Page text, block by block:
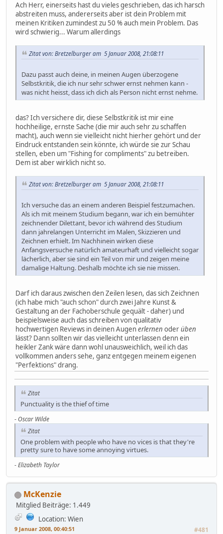
Ach Herr, einerseits hast du vieles geschrieben, das ich harsch
abstreiten muss, andererseits aber ist dein Problem mit
meinen Kritiken zumindest zu 50 % auch mein Problem. Das
wird schwierig... Warum allerdings
Zitat von: Bretzelburger am 5 Januar 2008, 21:08:11
Dazu passt auch deine, in meinen Augen überzogene
Selbstkritik, die ich nur sehr schwer ernst nehmen kann -
was nicht heisst, dass ich dich als Person nicht ernst nehme.
das? Ich versichere dir, diese Selbstkritik ist mir eine
hochheilige, ernste Sache (die mir auch sehr zu schaffen
macht), auch wenn sie vielleicht nicht hierher gehört und der
Eindruck entstanden sein könnte, ich würde sie zur Schau
stellen, eben um "Fishing for compliments" zu betreiben.
Dem ist aber wirklich nicht so.
Zitat von: Bretzelburger am 5 Januar 2008, 21:08:11
Ich versuche das an einem anderen Beispiel festzumachen.
Als ich mit meinem Studium begann, war ich ein bemühter
zeichnender Dilettant, bevor ich während des Studium
dann jahrelangen Unterricht im Malen, Skizzieren und
Zeichnen erhielt. Im Nachhinein wirken diese
Anfangsversuche natürlich amateurhaft und vielleicht sogar
lächerlich, aber sie sind ein Teil von mir und zeigen meine
damalige Haltung. Deshalb möchte ich sie nie missen.
Darf ich daraus zwischen den Zeilen lesen, das sich Zeichnen
(ich habe mich "auch schon" durch zwei Jahre Kunst &
Gestaltung an der Fachoberschule gequält - daher) und
beispielsweise auch das schreiben von qualitativ
hochwertigen Reviews in deinen Augenerlernen oderüben
lässt? Dann sollten wir das vielleicht unterlassen denn ein
heikler Zank wäre dann wohl unausweichlich, weil ich das
vollkommen anders sehe, ganz entgegen meinem eigenen
"Perfektions" drang.
Zitat
Punctuality is the thief of time
- Oscar Wilde
Zitat
One problem with people who have no vices is that they're
pretty sure to have some annoying virtues.
-Elizabeth Taylor
McKenzie
Mitglied Beiträge: 1.449
Location: Wien
9 Januar 2008, 00:40:51 #481